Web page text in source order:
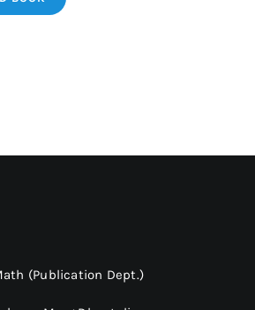
(Publication Dept.)